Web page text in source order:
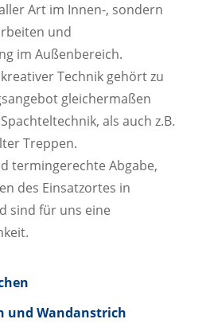
Art im Innen-, sondern
und
im Außenbereich.
Technik gehört zu
gleichermaßen
als auch z.B.
Treppen.
termingerechte Abgabe,
des Einsatzortes in
sind für uns eine
und Wandanstrich